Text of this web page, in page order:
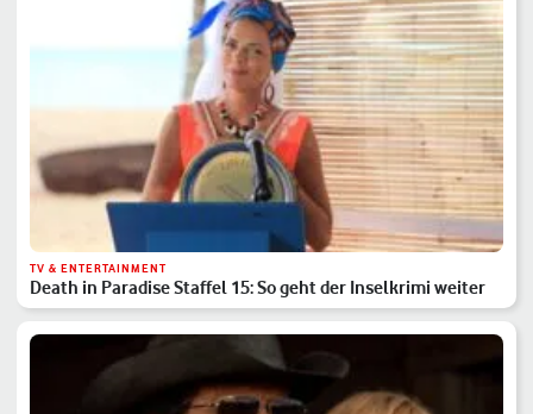
TV & ENTERTAINMENT
Death in Paradise Staffel 15: So geht der Inselkrimi weiter